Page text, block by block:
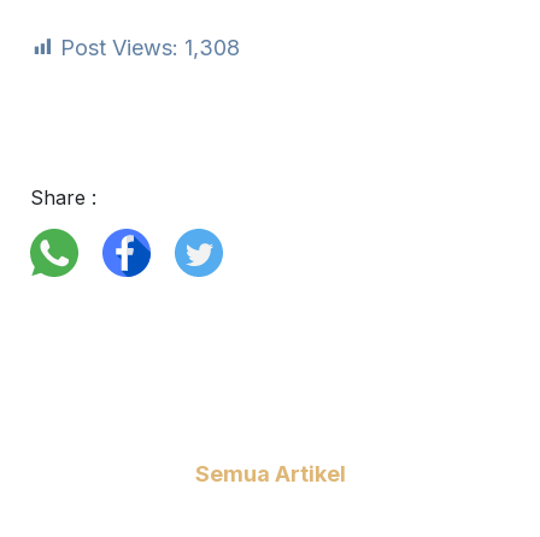
Post Views: 1,308
Share :
Semua Artikel